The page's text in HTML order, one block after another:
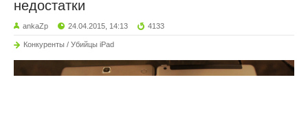
недостатки
ankaZp 24.04.2015, 14:13 4133
Конкуренты / Убийцы iPad